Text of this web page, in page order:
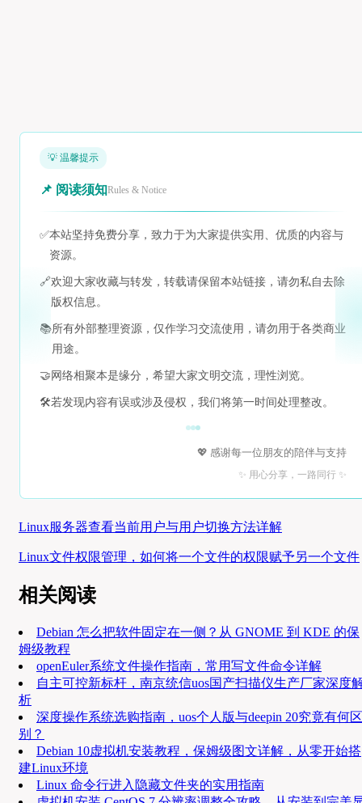
💡 温馨提示
📌 阅读须知Rules & Notice
✅本站坚持免费分享，致力于为大家提供实用、优质的内容与
资源。
🔗欢迎大家收藏与转发，转载请保留本站链接，请勿私自去除
版权信息。
📚所有外部整理资源，仅作学习交流使用，请勿用于各类商业
用途。
🤝 网络相聚本是缘分，希望大家文明交流，理性浏览。
🛠️若发现内容有误或涉及侵权，我们将第一时间处理整改。
💖 感谢每一位朋友的陪伴与支持
✨ 用心分享，一路同行 ✨
Linux服务器查看当前用户与用户切换方法详解
Linux文件权限管理，如何将一个文件的权限赋予另一个文件
相关阅读
Debian 怎么把软件固定在一侧？从 GNOME 到 KDE 的保
姆级教程
openEuler系统文件操作指南，常用写文件命令详解
自主可控新标杆，南京统信uos国产扫描仪生产厂家深度
析
深度操作系统选购指南，uos个人版与deepin 20究竟有何区
别？
Debian 10虚拟机安装教程，保姆级图文详解，从零开始搭
建Linux环境
Linux 命令行进入隐藏文件夹的实用指南